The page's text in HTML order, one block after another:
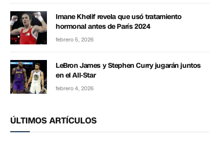
Imane Khelif revela que usó tratamiento
hormonal antes de París 2024
febrero 5, 2026
LeBron James y Stephen Curry jugarán juntos
en el All-Star
febrero 4, 2026
ÚLTIMOS ARTÍCULOS